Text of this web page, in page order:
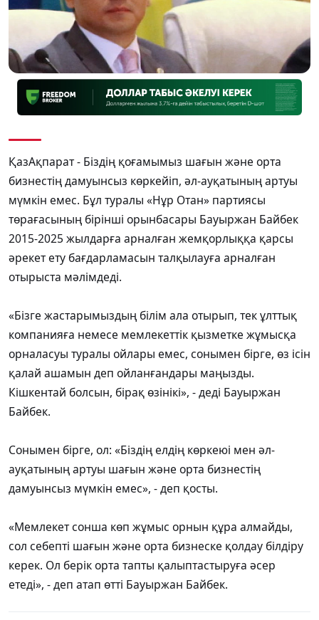
ҚазАқпарат - Біздің қоғамымыз шағын және орта
бизнестің дамуынсыз көркейіп, әл-ауқатының артуы
мүмкін емес. Бұл туралы «Нұр Отан» партиясы
төрағасының бірінші орынбасары Бауыржан Байбек
2015-2025 жылдарға арналған жемқорлыққа қарсы
әрекет ету бағдарламасын талқылауға арналған
отырыста мәлімдеді.
«Бізге жастарымыздың білім ала отырып, тек ұлттық
компанияға немесе мемлекеттік қызметке жұмысқа
орналасуы туралы ойлары емес, сонымен бірге, өз ісін
қалай ашамын деп ойланғандары маңызды.
Кішкентай болсын, бірақ өзінікі», - деді Бауыржан
Байбек.
Сонымен бірге, ол: «Біздің елдің көркеюі мен әл-
ауқатының артуы шағын және орта бизнестің
дамуынсыз мүмкін емес», - деп қосты.
«Мемлекет сонша көп жұмыс орнын құра алмайды,
сол себепті шағын және орта бизнеске қолдау білдіру
керек. Ол берік орта тапты қалыптастыруға әсер
етеді», - деп атап өтті Бауыржан Байбек.